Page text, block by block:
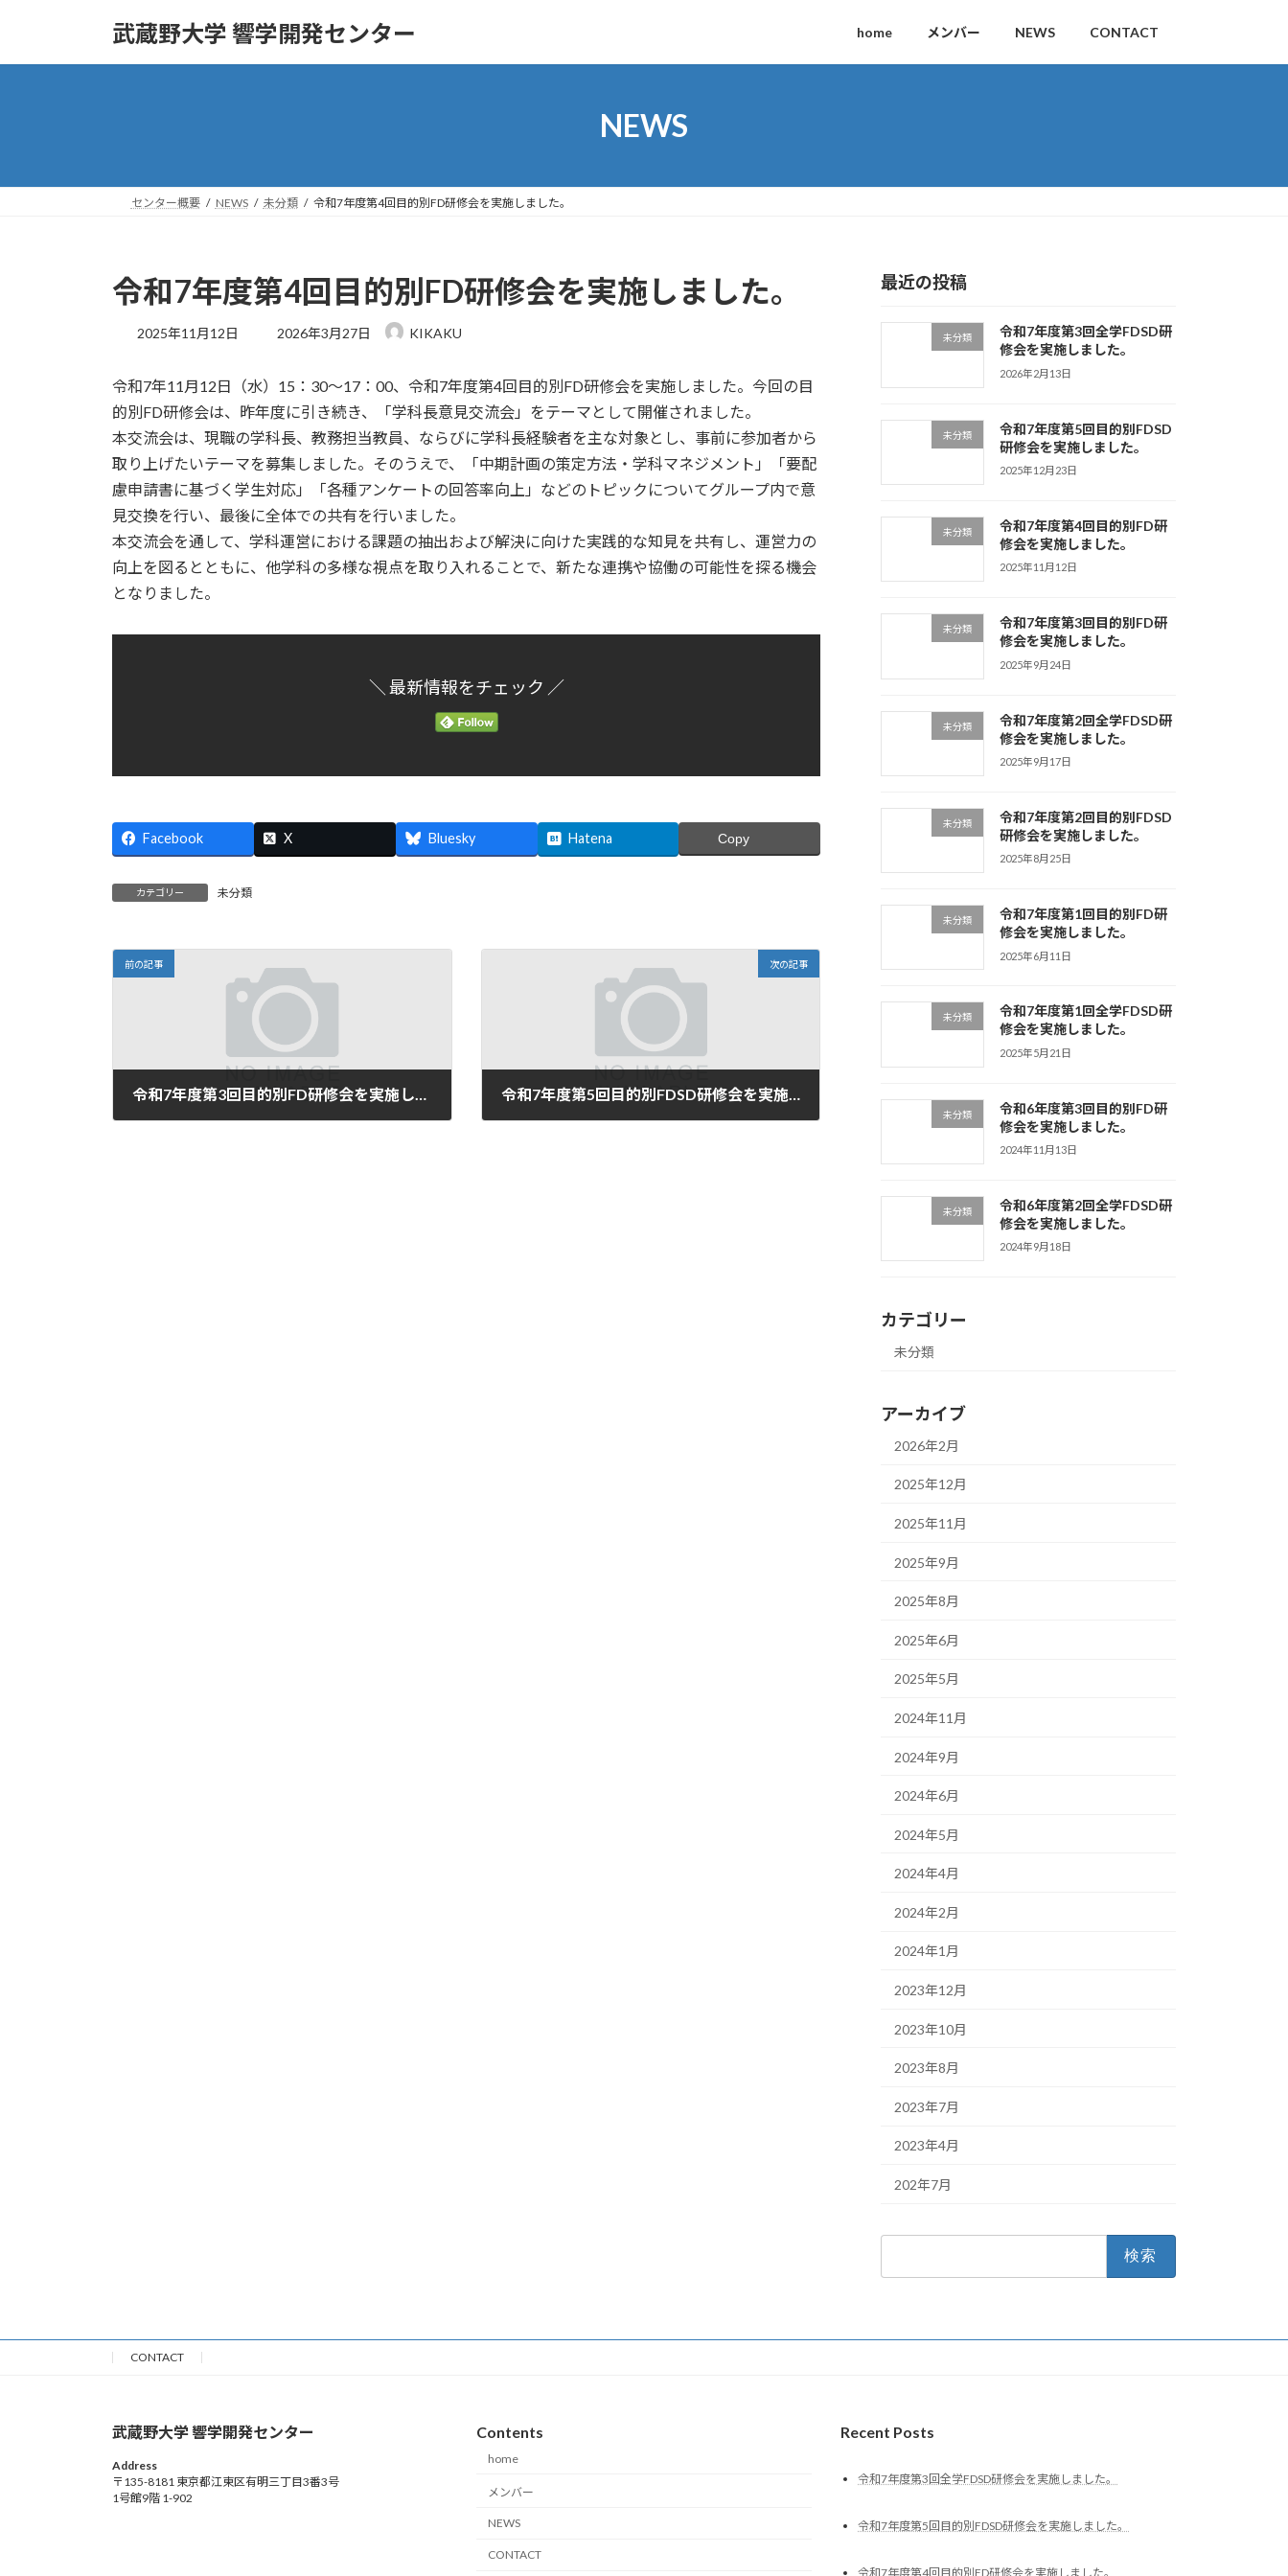
武蔵野大学 響学開発センター home メンバー NEWS CONTACT
NEWS
センター概要 NEWS 未分類 令和7年度第4回目的別FD研修会を実施しました。
令和7年度第4回目的別FD研修会を実施しました。
2025年11月12日
最
新
日
時
:
2026年3月27日 KIKAKU
令和7年11月12日（水）15：30～17：00、令和7年度第4回目的別FD研修会を実施しました。今回の目
的別FD研修会は、昨年度に引き続き、「学科長意見交流会」をテーマとして開催されました。
本交流会は、現職の学科長、教務担当教員、ならびに学科長経験者を主な対象とし、事前に参加者から
取り上げたいテーマを募集しました。そのうえで、「中期計画の策定方法・学科マネジメント」「要配
慮申請書に基づく学生対応」「各種アンケートの回答率向上」などのトピックについてグループ内で意
見交換を行い、最後に全体での共有を行いました。
本交流会を通して、学科運営における課題の抽出および解決に向けた実践的な知見を共有し、運営力の
向上を図るとともに、他学科の多様な視点を取り入れることで、新たな連携や協働の可能性を探る機会
となりました。
＼ 最新情報をチェック ／
Facebook X Bluesky Hatena Copy
カテゴリー 未分類
前の記事
令和7年度第3回目的別FD研修会を実施しました。
次の記事
令和7年度第5回目的別FDSD研修会を実施しました。
最近の投稿
未分類
令和7年度第3回全学FDSD研
修会を実施しました。
2026年2月13日
未分類
令和7年度第5回目的別FDSD
研修会を実施しました。
2025年12月23日
未分類
令和7年度第4回目的別FD研
修会を実施しました。
2025年11月12日
未分類
令和7年度第3回目的別FD研
修会を実施しました。
2025年9月24日
未分類
令和7年度第2回全学FDSD研
修会を実施しました。
2025年9月17日
未分類
令和7年度第2回目的別FDSD
研修会を実施しました。
2025年8月25日
未分類
令和7年度第1回目的別FD研
修会を実施しました。
2025年6月11日
未分類
令和7年度第1回全学FDSD研
修会を実施しました。
2025年5月21日
未分類
令和6年度第3回目的別FD研
修会を実施しました。
2024年11月13日
未分類
令和6年度第2回全学FDSD研
修会を実施しました。
2024年9月18日
カテゴリー
未分類
アーカイブ
2026年2月
2025年12月
2025年11月
2025年9月
2025年8月
2025年6月
2025年5月
2024年11月
2024年9月
2024年6月
2024年5月
2024年4月
2024年2月
2024年1月
2023年12月
2023年10月
2023年8月
2023年7月
2023年4月
202年7月
CONTACT
武蔵野大学 響学開発センター
Address
〒135-8181 東京都江東区有明三丁目3番3号
1号館9階 1-902
Contents
home
メンバー
NEWS
CONTACT
Recent Posts
令和7年度第3回全学FDSD研修会を実施しました。
令和7年度第5回目的別FDSD研修会を実施しました。
令和7年度第4回目的別FD研修会を実施しました。